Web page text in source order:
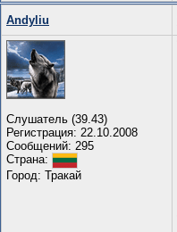
Andyliu
Слушатель (39.43)
Регистрация: 22.10.2008
Сообщений: 295
Страна:
Город: Тракай